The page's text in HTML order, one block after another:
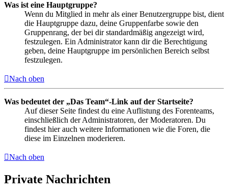
Was ist eine Hauptgruppe?
Wenn du Mitglied in mehr als einer Benutzergruppe bist, dient
die Hauptgruppe dazu, deine Gruppenfarbe sowie den
Gruppenrang, der bei dir standardmäßig angezeigt wird,
festzulegen. Ein Administrator kann dir die Berechtigung
geben, deine Hauptgruppe im persönlichen Bereich selbst
festzulegen.
Nach oben
Was bedeutet der „Das Team“-Link auf der Startseite?
Auf dieser Seite findest du eine Auflistung des Forenteams,
einschließlich der Administratoren, der Moderatoren. Du
findest hier auch weitere Informationen wie die Foren, die
diese im Einzelnen moderieren.
Nach oben
Private Nachrichten